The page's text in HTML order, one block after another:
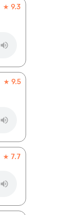
★ 9.3
★ 9.5
★ 7.7